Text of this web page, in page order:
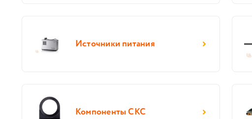
Источники питания
Компоненты СКС